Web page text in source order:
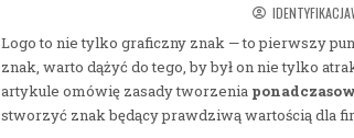
Logo to nie tylko graficzny znak — to pierwszy
znak, warto dążyć do tego, by był on nie tylko
artykule omówię zasady tworzenia
stworzyć znak będący prawdziwą wartością dla